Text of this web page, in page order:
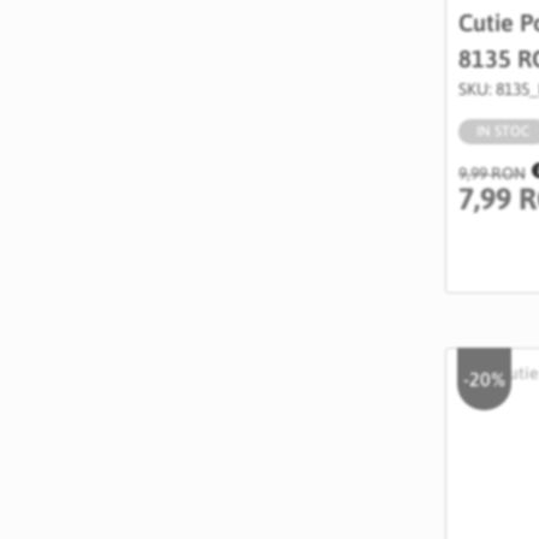
Cutie
8135
SKU:
IN STOC
9,99 RON
7,99
-20%